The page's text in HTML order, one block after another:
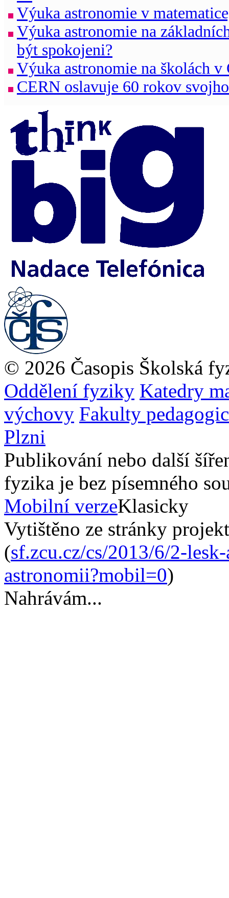
Výuka astronomie v
Výuka astronomie na
být spokojeni?
Výuka astronomie na školách
CERN oslavuje 60 rokov
© 2026 Časopis Školská
Oddělení fyziky Katedry
výchovy Fakulty
Plzni
Publikování nebo další
fyzika je bez písemného
Mobilní verzeKlasicky
Vytištěno ze stránky
(sf.zcu.cz/cs/2013/6/2-
astronomii?mobil=0)
Nahrávám...